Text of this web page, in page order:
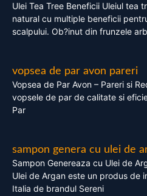
Ulei Tea Tree Beneficii Uleiul tea
natural cu multiple beneficii
scalpului. Ob?inut din frunzele
vopsea de par avon pareri
Vopsea de Par Avon – Pareri si
vopsele de par de calitate si
Par
sampon genera cu ulei de
Sampon Genereaza cu Ulei de
Ulei de Argan este un produs de
Italia de brandul Sereni